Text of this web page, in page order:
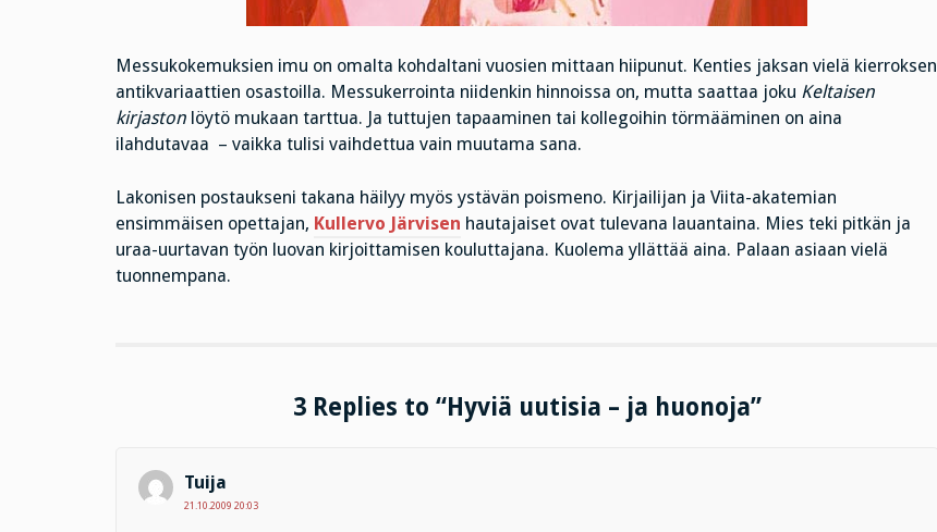
Messukokemuksien imu on omalta kohdaltani vuosien mittaan hiipunut. Kenties jaksan vielä kierroksen
antikvariaattien osastoilla. Messukerrointa niidenkin hinnoissa on, mutta saattaa joku Keltaisen
kirjastonlöytö mukaan tarttua. Ja tuttujen tapaaminen tai kollegoihin törmääminen on aina
ilahdutavaa – vaikka tulisi vaihdettua vain muutama sana.
Lakonisen postaukseni takana häilyy myös ystävän poismeno. Kirjailijan ja Viita-akatemian
ensimmäisen opettajan, Kullervo Järvisen hautajaiset ovat tulevana lauantaina. Mies teki pitkän ja
uraa-uurtavan työn luovan kirjoittamisen kouluttajana. Kuolema yllättää aina. Palaan asiaan vielä
tuonnempana.
3 Replies to “Hyviä uutisia – ja huonoja”
Tuija
21.10.2009 20:03